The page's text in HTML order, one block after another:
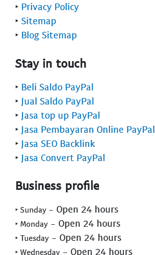
‣ Privacy Policy
‣ Sitemap
‣ Blog Sitemap
Stay in touch
‣ Beli Saldo PayPal
‣ Jual Saldo PayPal
‣ Jasa top up PayPal
‣ Jasa Pembayaran Online PayPal
‣ Jasa SEO Backlink
‣ Jasa Convert PayPal
Business profile
‣ Sunday - Open 24 hours
‣ Monday - Open 24 hours
‣ Tuesday - Open 24 hours
‣ Wednesday - Open 24 hours